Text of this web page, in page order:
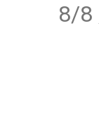
8/8